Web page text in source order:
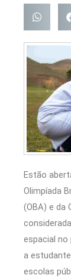
Estão
Olimpíada
(OBA) e da
espacial
a
escolas